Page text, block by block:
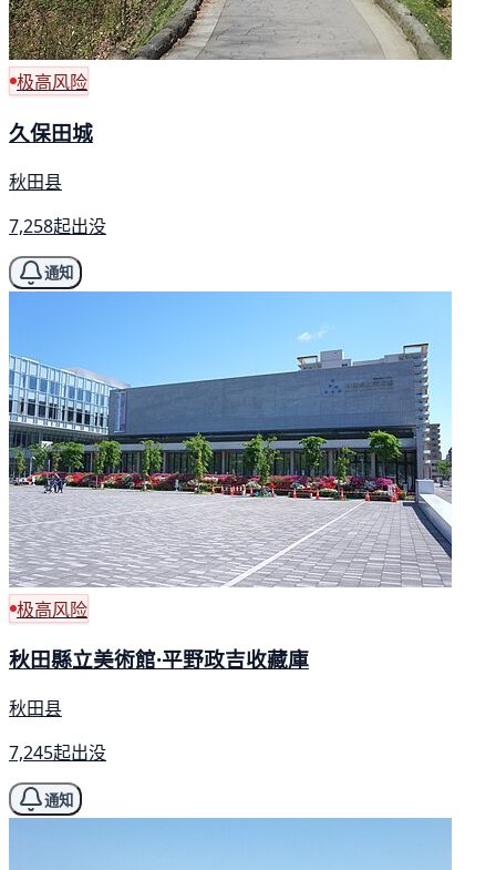
极高风险
久保田城
秋田县
7,258起出没
通知
极高风险
秋田縣立美術館·平野政吉收藏庫
秋田县
7,245起出没
通知